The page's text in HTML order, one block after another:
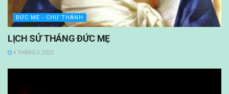
ĐỨC MẸ - CHƯ THÁNH
LỊCH SỬ THÁNG ĐỨC MẸ
4 THÁNG 5, 2022